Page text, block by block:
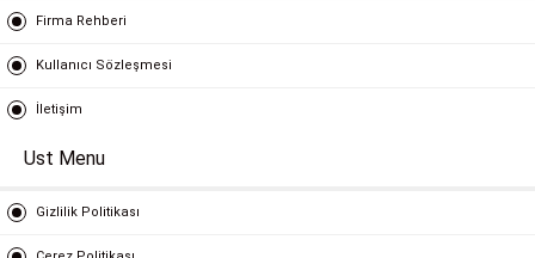
Firma Rehberi
Kullanıcı Sözleşmesi
İletişim
Ust Menu
Gizlilik Politikası